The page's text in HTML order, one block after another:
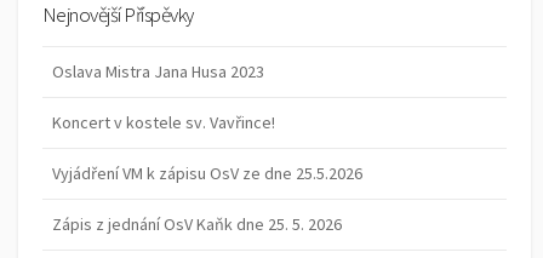
Nejnovější Příspěvky
Oslava Mistra Jana Husa 2023
Koncert v kostele sv. Vavřince!
Vyjádření VM k zápisu OsV ze dne 25.5.2026
Zápis z jednání OsV Kaňk dne 25. 5. 2026